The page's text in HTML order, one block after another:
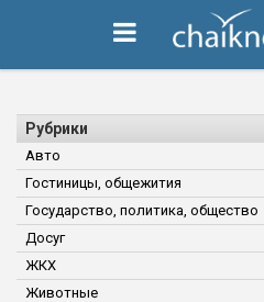
Рубрики
Авто
Гостиницы, общежития
Государство, политика, общество
Досуг
ЖКХ
Животные